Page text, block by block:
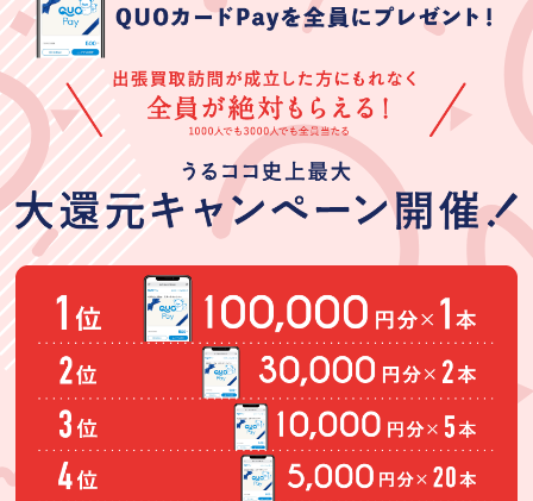
う。
間だったので納
得のいく査定で
でした。
柿くけ子
★★★★★
30歳くらいの女
性に自宅に来て
もらいました。
言葉使いや感じ
は良かったで
す。買い取り金
額は安かったが
それはしようが
ない。
(Googleのクチコミか
ら引用)
2026年06月25日
14:27
林節子
★★★★★
初めての出張買
く説明しながら
買取りして頂き
ました。また、
依頼したいと思
います。
(Googleのクチコミか
ら引用)
2026年06月24日
23:37
中村幸子
★★★★★
先日はタンスを
ました。大型家
具は持ち運びも
面倒で今まで査
定も億劫でひた
が出張買取うる
ココさんは、受
付電話から親身
にお話しを聞い
(Googleのクチコミか
ら引用)
2026年06月24日
13:02
1